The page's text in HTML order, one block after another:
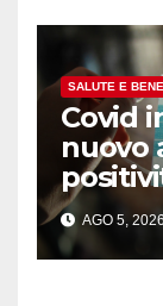
SALUTE E
Covid
nuovo
AGO 5, 2026